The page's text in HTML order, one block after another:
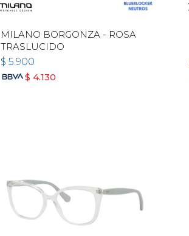
MILANO BORGONZA - ROSA
TRASLUCIDO
$ 5.900
$ 4.130